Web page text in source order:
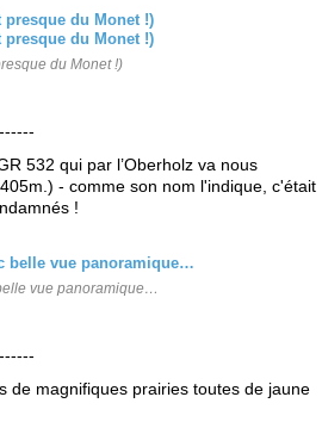
du Monet !)
532 qui par l’Oberholz va nous
- comme son nom l'indique, c'était
!
vue panoramique…
de magnifiques prairies toutes de jaune